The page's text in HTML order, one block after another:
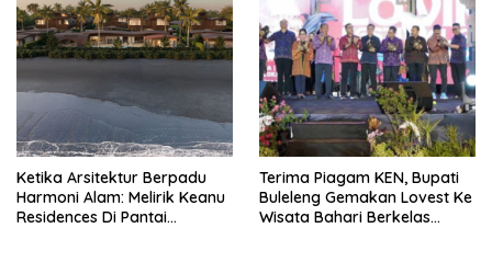
Ketika Arsitektur Berpadu
Harmoni Alam: Melirik Keanu
Residences Di Pantai
Terima Piagam KEN, Bupati
Buleleng Gemakan Lovest Ke
Wisata Bahari Berkelas